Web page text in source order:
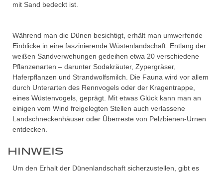
mit Sand bedeckt ist.
Während man die Dünen besichtigt, erhält man umwerfende
Einblicke in eine faszinierende Wüstenlandschaft. Entlang der
weißen Sandverwehungen gedeihen etwa 20 verschiedene
Pflanzenarten – darunter Sodakräuter, Zypergräser,
Haferpflanzen und Strandwolfsmilch. Die Fauna wird vor allem
durch Unterarten des Rennvogels oder der Kragentrappe,
eines Wüstenvogels, geprägt. Mit etwas Glück kann man an
einigen vom Wind freigelegten Stellen auch verlassene
Landschneckenhäuser oder Überreste von Pelzbienen-Urnen
entdecken.
HINWEIS
Um den Erhalt der Dünenlandschaft sicherzustellen, gibt es